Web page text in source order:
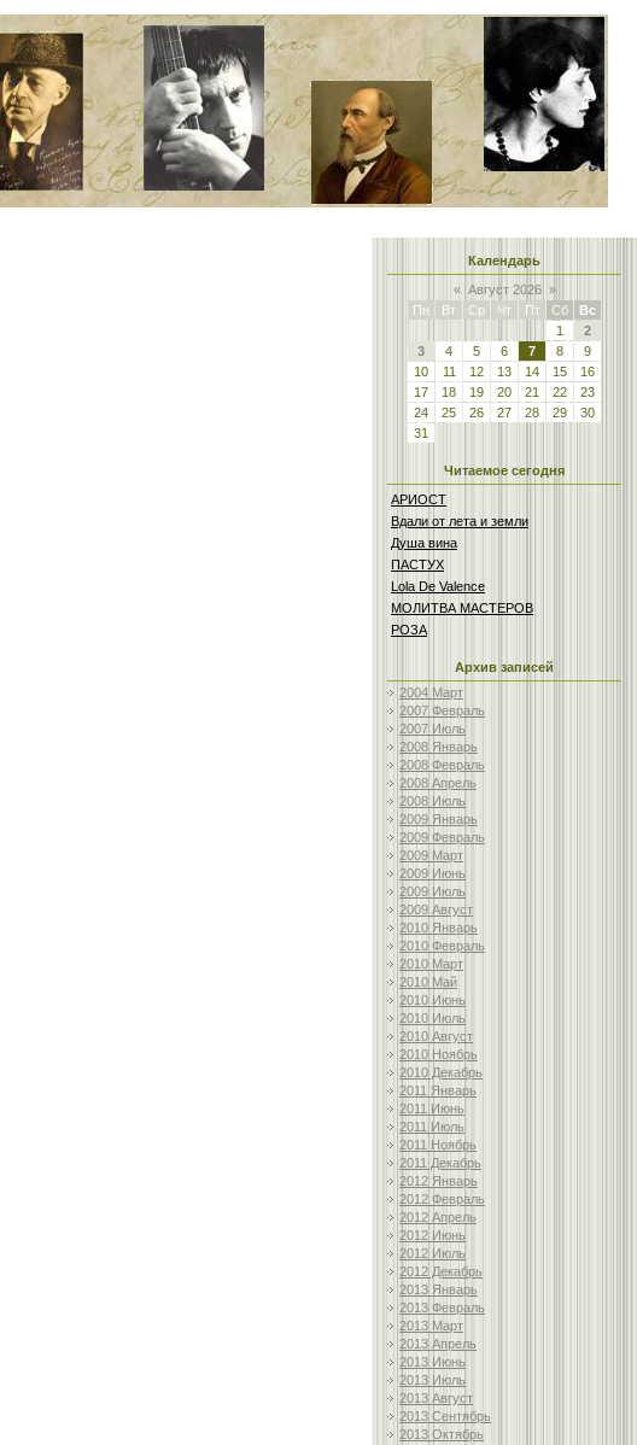
Календарь
« Август 2026 »
Пн
Вт Ср Чт Пт Сб
Вс
1
2
3
4 5 6 7 8
9
10
11 12 13 14 15
16
17
18 19 20 21 22
23
24
25 26 27 28 29
30
31
Читаемое сегодня
АРИОСТ
Вдали от лета и земли
Душа вина
ПАСТУХ
Lola De Valence
МОЛИТВА МАСТЕРОВ
РОЗА
Архив записей
2004 Март
2007 Февраль
2007 Июль
2008 Январь
2008 Февраль
2008 Апрель
2008 Июль
2009 Январь
2009 Февраль
2009 Март
2009 Июнь
2009 Июль
2009 Август
2010 Январь
2010 Февраль
2010 Март
2010 Май
2010 Июнь
2010 Июль
2010 Август
2010 Ноябрь
2010 Декабрь
2011 Январь
2011 Июнь
2011 Июль
2011 Ноябрь
2011 Декабрь
2012 Январь
2012 Февраль
2012 Апрель
2012 Июнь
2012 Июль
2012 Декабрь
2013 Январь
2013 Февраль
2013 Март
2013 Апрель
2013 Июнь
2013 Июль
2013 Август
2013 Сентябрь
2013 Октябрь